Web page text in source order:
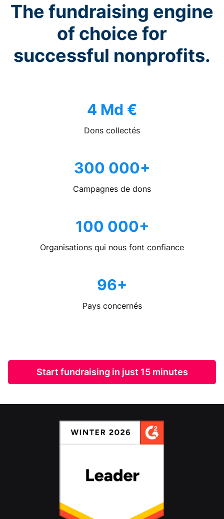
The fundraising engine
of choice for
successful nonprofits.
4 Md €
Dons collectés
300 000+
Campagnes de dons
100 000+
Organisations qui nous font confiance
96+
Pays concernés
Start fundraising in just 15 minutes